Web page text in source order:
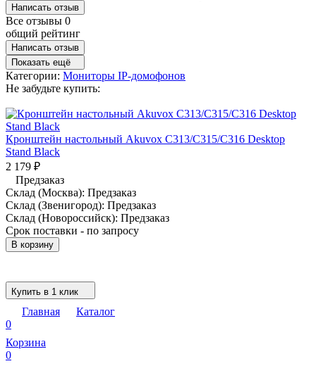
Написать отзыв
Все отзывы 0
общий рейтинг
Написать отзыв
Показать ещё
Категории: Мониторы IP-домофонов
Не забудьте купить:
Кронштейн настольный Akuvox C313/C315/C316 Desktop
Stand Black
2 179 ₽
Предзаказ
Склад (Москва): Предзаказ
Склад (Звенигород): Предзаказ
Склад (Новороссийск): Предзаказ
Срок поставки - по запросу
В корзину
Купить в 1 клик
Главная
Каталог
0
Корзина
0